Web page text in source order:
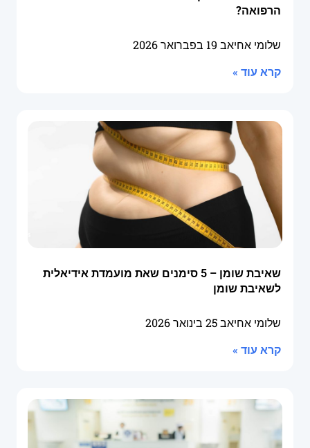
הרפואה?
שלומי אחיאב 19 בפברואר 2026
קרא עוד »
שאיבת שומן – 5 סימנים שאת מועמדת אידיאלית
לשאיבת שומן
שלומי אחיאב25 בינואר 2026
קרא עוד »